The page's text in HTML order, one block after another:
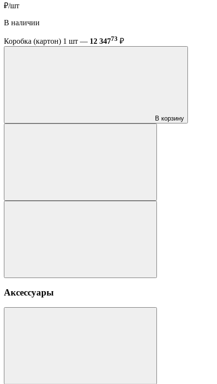
₽/шт
В наличии
Коробка (картон) 1 шт — 12 34773 ₽
В корзину
Аксессуары